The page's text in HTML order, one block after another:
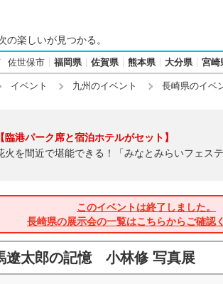
の楽しいが見つかる。
佐世保市 福岡県 佐賀県 熊本県 大分県 宮崎
イベント 九州のイベント 長崎県のイベ
【臨港パーク席と宿泊ホテルがセット】
火を間近で堪能できる！「みなとみらいフェス
このイベントは終了しました。
長崎県の展示会の一覧はこちらからご確認
遼太郎の記憶 小林修 写真展